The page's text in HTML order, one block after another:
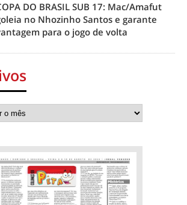
DO BRASIL SUB 17: Mac/Amafut
no Nhozinho Santos e garante
para o jogo de volta